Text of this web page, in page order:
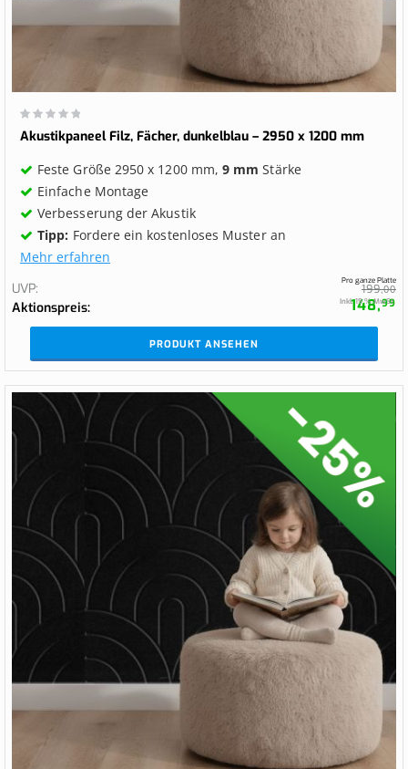
Wertung:
0%
Akustikpaneel Filz, Fächer, dunkelblau – 2950 x 1200 mm
Feste Größe 2950 x 1200 mm,9 mm Stärke
Einfache Montage
Verbesserung der Akustik
Tipp: Fordere ein kostenloses Muster an
Mehr erfahren
UVP
199,00
Aktionspreis
Pro ganze Platte
148,99
Inkl. 19 % MwSt.
PRODUKT ANSEHEN